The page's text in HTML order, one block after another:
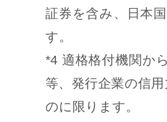
証券を含み、日本
す。
*4 適格格付機関か
等、発行企業の信
のに限ります。